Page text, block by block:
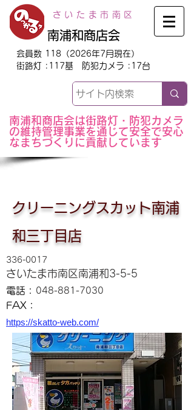
南浦和商店会
さいたま市南区
会員数 118（2026年7月現在）
街路灯 :117基 防犯カメラ :17台
南浦和商店会は街路灯・防犯カメラ
の維持管理事業を通じて安全で安心
なまちづくりに貢献しています
クリーニングスカット南浦
和三丁目店
336-0017
さいたま市南区南浦和3-5-5
048-881-7030
電話：
FAX：
https://skatto-web.com/